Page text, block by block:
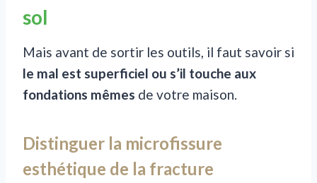
sol
Mais avant de sortir les outils, il faut savoir si
le mal est superficiel ou s’il touche aux
fondations mêmes de votre maison.
Distinguer la microfissure
esthétique de la fracture